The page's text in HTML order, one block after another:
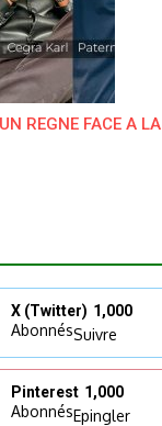
REGNE FACE A LA
X (Twitter) 1,000
AbonnésSuivre
Pinterest 1,000
AbonnésEpingler